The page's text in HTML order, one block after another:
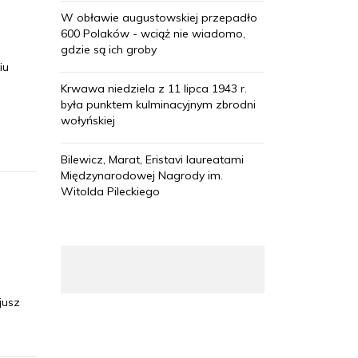
W obławie augustowskiej przepadło
600 Polaków - wciąż nie wiadomo,
gdzie są ich groby
Krwawa niedziela z 11 lipca 1943 r.
była punktem kulminacyjnym zbrodni
wołyńskiej
Bilewicz, Marat, Eristavi laureatami
Międzynarodowej Nagrody im.
Witolda Pileckiego